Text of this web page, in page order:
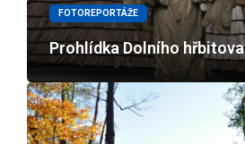
FOTOREPORTÁŽE
Prohlídka Dolního hřbitova